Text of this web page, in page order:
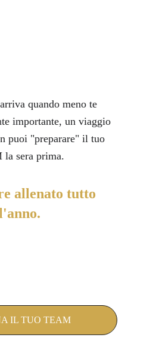
quando meno te
importante, un viaggio
puoi "preparare" il tuo
la sera prima.
allenato tutto
IL TUO TEAM